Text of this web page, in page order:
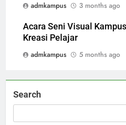
admkampus
3 months ago
Acara Seni Visual
Kreasi Pelajar
admkampus
5 months ago
Search